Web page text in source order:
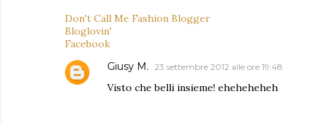
Don't Call Me Fashion Blogger
Bloglovin'
Facebook
Giusy M. 23 settembre 2012 alle ore 19:48
Visto che belli insieme! eheheheheh